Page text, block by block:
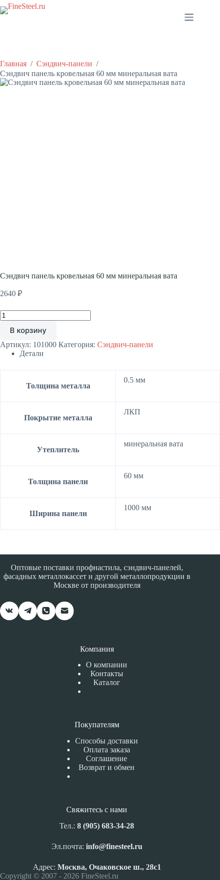
Перейти
к
Главная / Сэндвич-панели /
Сэндвич панель кровельная 60 мм минеральная вата
Сэндвич панель кровельная 60 мм минеральная вата
2640 ₽
Количество
товара
Сэндвич
кровельная
минеральная
В корзину
Артикул: 101000 Категория: Сэндвич-панели
Детали
Толщина металла
0.5 мм
Покрытие металла
ЛКП
Утеплитель
минеральная вата
Толщина панели
60 мм
Ширина панели
1000 мм
Оптовые поставки профнастила, сэндвич-панелей,
фасадных металлокассет и другой металлопродукции в
Москве от производителя
Компания
О компании
Контакты
Каталог
Покупателям
Способы доставки
Оплата заказа
Соглашение
Возврат и обмен
Свяжитесь с нами
Тел.:8 (905) 683-34-28
Эл.почта: info@finesteel.ru
Адрес: Москва, Очаковское ш., 28с1
Copyright © 2007 - 2026 FineSteel.ru